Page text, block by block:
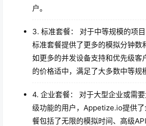
户。
3. 标准套餐： 对于中等规模的项
标准套餐提供了更多的模拟分钟数
如更多的并发设备支持和优先级客
的价格适中，满足了大多数中等规
4. 企业套餐： 对于大型企业或需
级功能的用户，Appetize.io提供
餐包括了无限的模拟时间、高级